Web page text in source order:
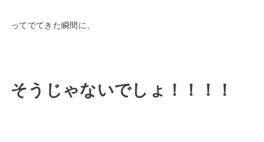
ってでてきた瞬間に、
そうじゃないでしょ！！！！